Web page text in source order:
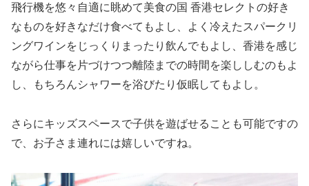
飛行機を悠々自適に眺めて美食の国 香港セレクトの好き
なものを好きなだけ食べてもよし、よく冷えたスパークリ
ングワインをじっくりまったり飲んでもよし、香港を感じ
ながら仕事を片づけつつ離陸までの時間を楽ししむのもよ
し、もちろんシャワーを浴びたり仮眠してもよし。
さらにキッズスペースで子供を遊ばせることも可能ですの
で、お子さま連れには嬉しいですね。